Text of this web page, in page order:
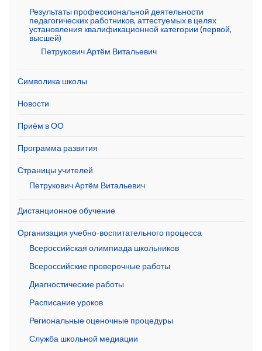
Результаты профессиональной деятельности
педагогических работников, аттестуемых в целях
установления квалификационной категории (первой,
высшей)
Петрукович Артём Витальевич
Символика школы
Новости
Приём в ОО
Программа развития
Страницы учителей
Петрукович Артём Витальевич
Дистанционное обучение
Организация учебно-воспитательного процесса
Всероссийская олимпиада школьников
Всероссийские проверочные работы
Диагностические работы
Расписание уроков
Региональные оценочные процедуры
Служба школьной медиации